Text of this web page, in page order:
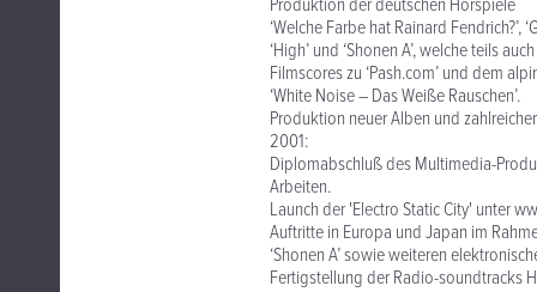
Produktion der deutschen Hörspiele
‘Welche Farbe hat Rainard Fendrich?’,
‘High’ und ‘Shonen A’, welche teils
Filmscores zu ‘Pash.com’ und dem
‘White Noise – Das Weiße Rauschen’.
Produktion neuer Alben und
2001:
Diplomabschluß des Multimedia-
Arbeiten.
Launch der 'Electro Static City' unter
Auftritte in Europa und Japan im
‘Shonen A’ sowie weiteren
Fertigstellung der Radio-soundtracks